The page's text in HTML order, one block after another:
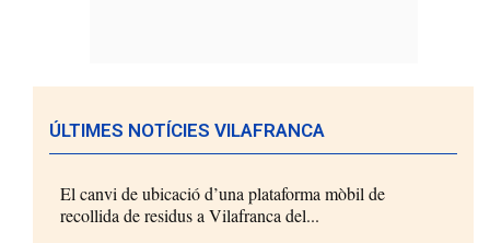
ÚLTIMES NOTÍCIES VILAFRANCA
El canvi de ubicació d’una plataforma mòbil de
recollida de residus a Vilafranca del...